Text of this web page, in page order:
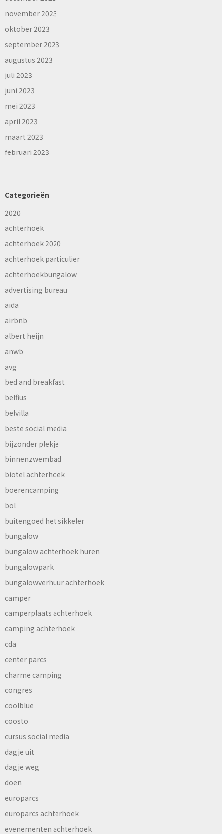
november 2023
oktober 2023
september 2023
augustus 2023
juli 2023
juni 2023
mei 2023
april 2023
maart 2023
februari 2023
Categorieën
2020
achterhoek
achterhoek 2020
achterhoek particulier
achterhoekbungalow
advertising bureau
aida
airbnb
albert heijn
anwb
avg
bed and breakfast
belfius
belvilla
beste social media
bijzonder plekje
binnenzwembad
biotel achterhoek
boerencamping
bol
buitengoed het sikkeler
bungalow
bungalow achterhoek huren
bungalowpark
bungalowverhuur achterhoek
camper
camperplaats achterhoek
camping achterhoek
cda
center parcs
charme camping
congres
coolblue
coosto
cursus social media
dagje uit
dagje weg
doen
europarcs
europarcs achterhoek
evenementen achterhoek